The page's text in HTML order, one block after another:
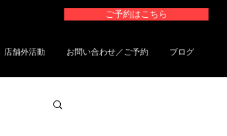
ご予約はこちら
店舗外活動 お問い合わせ／ご予約 ブログ